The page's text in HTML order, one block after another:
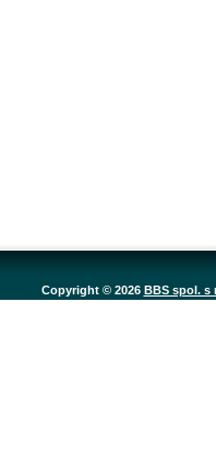
Copyright © 2026 BBS spol. s